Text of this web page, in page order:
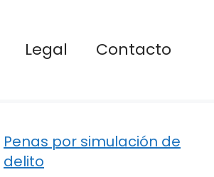
Legal Contacto
Penas por simulación de
delito